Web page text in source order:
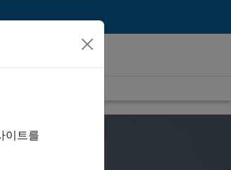
이트를